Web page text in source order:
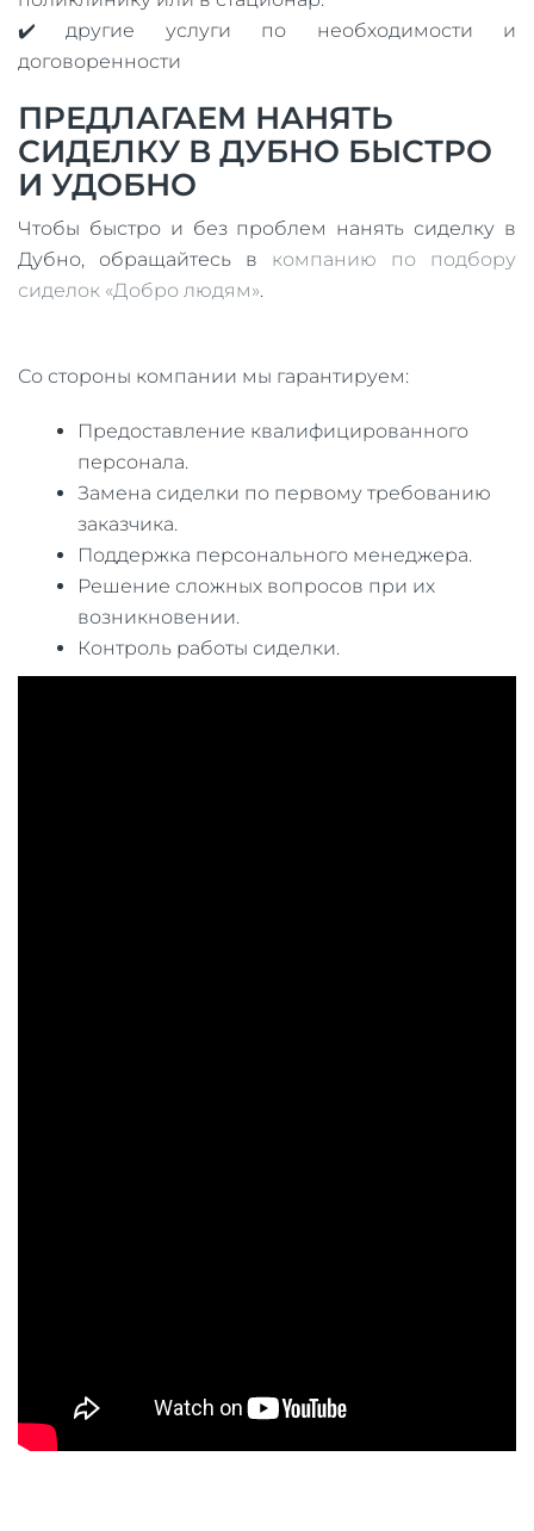
✔️ другие услуги по необходимости и
договоренности
ПРЕДЛАГАЕМ НАНЯТЬ
СИДЕЛКУ В ДУБНО БЫСТРО
И УДОБНО
Чтобы быстро и без проблем нанять сиделку в
Дубно, обращайтесь в компанию по подбору
сиделок «Добро людям».
Со стороны компании мы гарантируем:
Предоставление квалифицированного
персонала.
Замена сиделки по первому требованию
заказчика.
Поддержка персонального менеджера.
Решение сложных вопросов при их
возникновении.
Контроль работы сиделки.